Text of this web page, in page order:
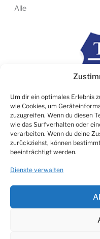
Um dir ein optimales Erlebnis
wie Cookies, um
zuzugreifen. Wenn du diesen
wie das Surfverhalten oder
verarbeiten. Wenn du deine
zurückziehst, können
beeinträchtigt werden.
Dienste verwalten
Alle
Rechtliches
Impressum